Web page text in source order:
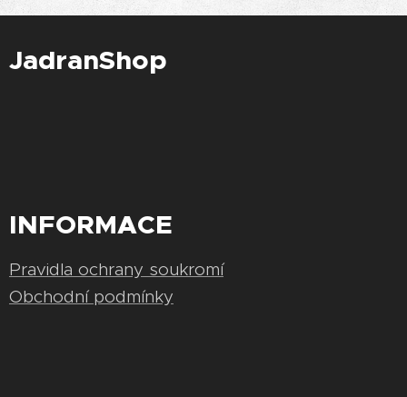
JadranShop
INFORMACE
Pravidla ochrany soukromí
Obchodní podmínky